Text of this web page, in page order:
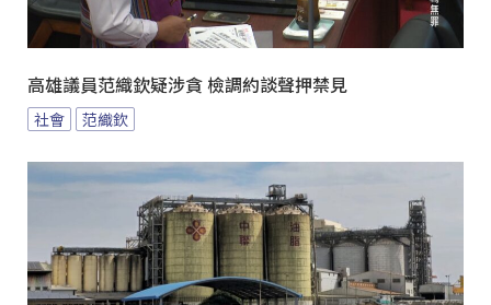
高雄議員范織欽疑涉貪 檢調約談聲押禁見
社會 范織欽